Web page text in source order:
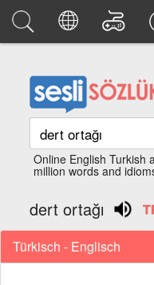
Online English Turkish
million words and
dert ortağı
Türkisch - Englisch